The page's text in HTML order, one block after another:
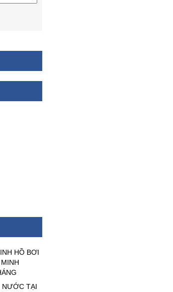
HỒ BƠI
NƯỚC TẠI